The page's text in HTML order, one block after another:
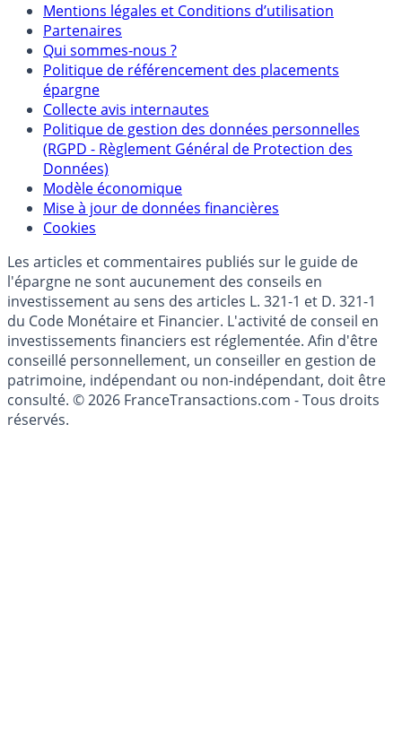
Mentions légales et Conditions d’utilisation
Partenaires
Qui sommes-nous ?
Politique de référencement des placements
épargne
Collecte avis internautes
Politique de gestion des données personnelles
(RGPD - Règlement Général de Protection des
Données)
Modèle économique
Mise à jour de données financières
Cookies
Les articles et commentaires publiés sur le guide de
l'épargne ne sont aucunement des conseils en
investissement au sens des articles L. 321-1 et D. 321-1
du Code Monétaire et Financier. L'activité de conseil en
investissements financiers est réglementée. Afin d'être
conseillé personnellement, un conseiller en gestion de
patrimoine, indépendant ou non-indépendant, doit être
consulté. © 2026 FranceTransactions.com - Tous droits
réservés.